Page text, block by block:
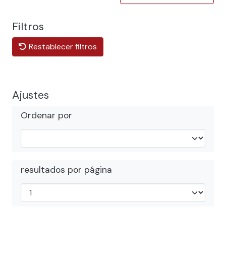
Filtros
Restablecer filtros
Ajustes
Ordenar por
resultados por página